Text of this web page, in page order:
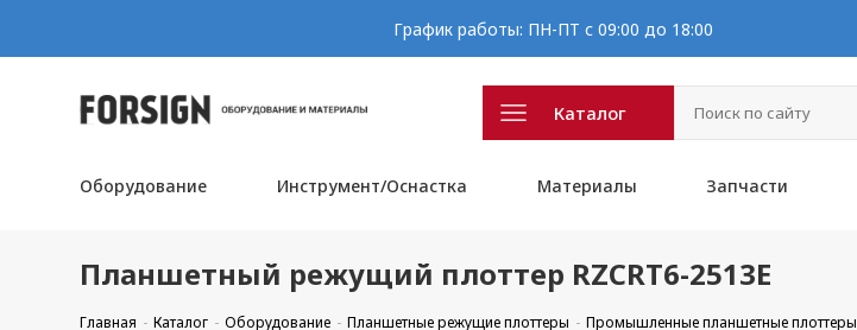
График работы: ПН-ПТ с 09:00 до 18:00
Каталог
Оборудование Инструмент/Оснастка Материалы Запчасти
Планшетный режущий плоттер RZCRT6-2513E
Главная Каталог Оборудование Планшетные режущие плоттеры Промышленные планшетные плоттеры